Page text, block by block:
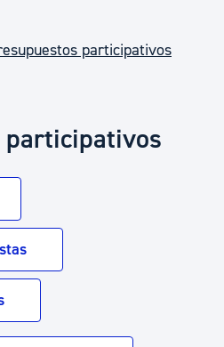
participativos
participativos